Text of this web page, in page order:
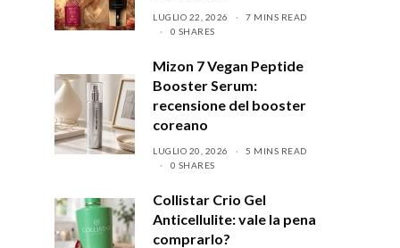
LUGLIO 22, 2026
7 MINS READ
0 SHARES
Mizon 7 Vegan Peptide
Booster Serum:
recensione del booster
coreano
LUGLIO 20, 2026
5 MINS READ
0 SHARES
Collistar Crio Gel
Anticellulite: vale la pena
comprarlo?